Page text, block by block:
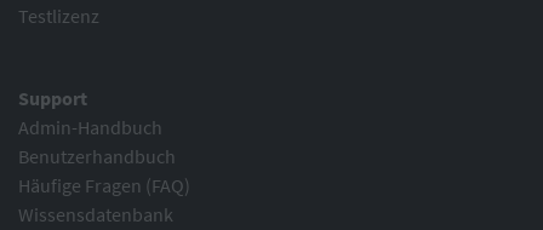
Testlizenz
Support
Admin-Handbuch
Benutzerhandbuch
Häufige Fragen (FAQ)
Wissensdatenbank